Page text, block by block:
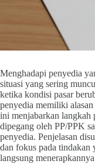
Menghadapi penyedia
situasi yang sering
ketika kondisi pasar
penyedia memiliki
ini menjabarkan langkah
dipegang oleh PP/PPK
penyedia. Penjelasan
dan fokus pada tindakan
langsung